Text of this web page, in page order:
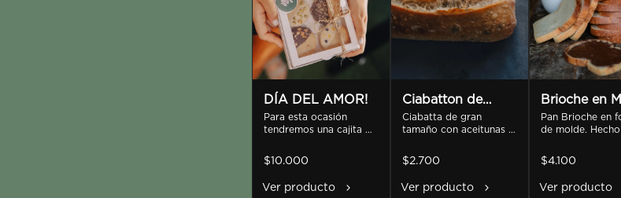
DÍA DEL AMOR!
Para esta ocasión
tendremos una cajita
alfajores de edición
limitada.
1. Tradicional con Dulce
$10.000
Ver producto
Ciabatton de
oliva
Ciabatta de gran
tamaño con aceitunas
antes de hornear
$2.700
Ver producto
Brioche en
[disponible
Pan Brioche en
de molde.
oliva y masa
800gr antes de
$4.100
Ver producto